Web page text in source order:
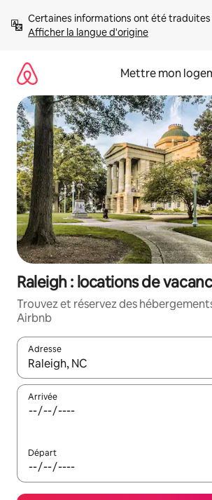
directement
Afficher la langue d'origine
Mettre mon
Raleigh : locations de
Trouvez et réservez des
Airbnb
Adresse
Lorsque les résultats s'affichent, utilisez
Arrivée
Départ